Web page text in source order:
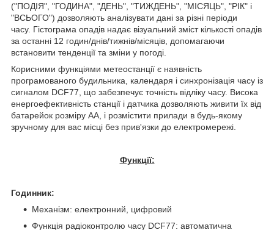
("ПОДІЯ", "ГОДИНА", "ДЕНЬ", "ТИЖДЕНЬ", "МІСЯЦЬ", "РІК" і
"ВСЬОГО") дозволяють аналізувати дані за різні періоди
часу. Гістограма опадів надає візуальний зміст кількості опадів
за останні 12 годин/днів/тижнів/місяців, допомагаючи
встановити тенденції та зміни у погоді.
Корисними функціями метеостанції є наявність
програмованого будильника, календаря і синхронізація часу із
сигналом DCF77, що забезпечує точність відліку часу. Висока
енергоефективність станції і датчика дозволяють живити їх від
батарейок розміру АА, і розмістити прилади в будь-якому
зручному для вас місці без прив'язки до електромережі.
Функції:
Годинник:
Механізм: електронний, цифровий
Функція радіоконтролю часу DCF77: автоматична